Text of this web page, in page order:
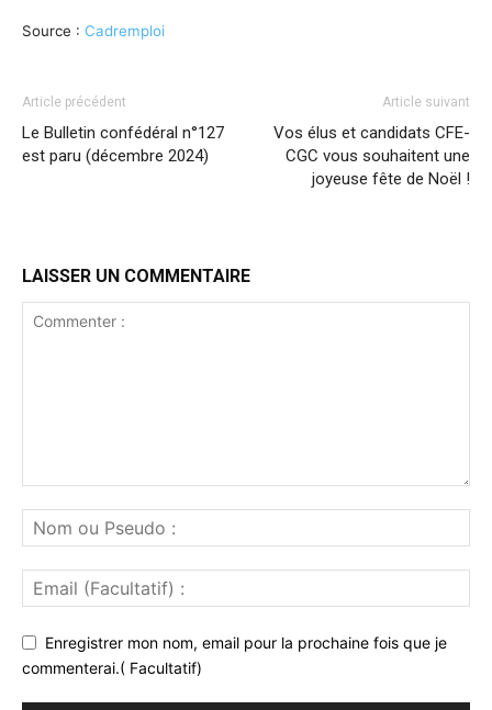
Source : Cadremploi
Article précédent
Le Bulletin confédéral n°127
est paru (décembre 2024)
Article suivant
Vos élus et candidats CFE-
CGC vous souhaitent une
joyeuse fête de Noël !
LAISSER UN COMMENTAIRE
Enregistrer mon nom, email pour la prochaine fois que je
commenterai.( Facultatif)